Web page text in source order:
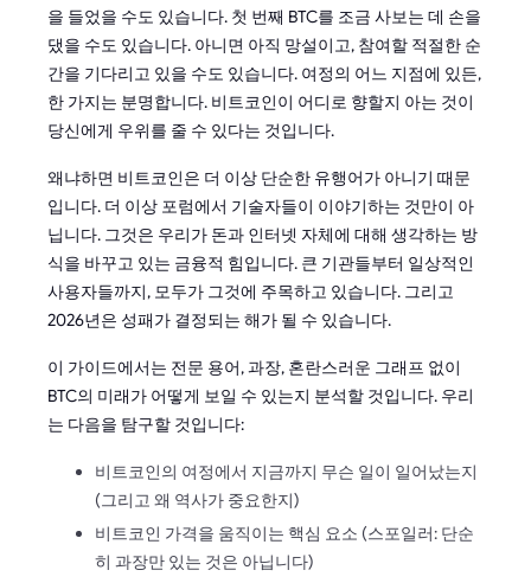
을 들었을 수도 있습니다. 첫 번째 BTC를 조금 사보는 데 손을
댔을 수도 있습니다. 아니면 아직 망설이고, 참여할 적절한 순
간을 기다리고 있을 수도 있습니다. 여정의 어느 지점에 있든,
한 가지는 분명합니다. 비트코인이 어디로 향할지 아는 것이
당신에게 우위를 줄 수 있다는 것입니다.
왜냐하면 비트코인은 더 이상 단순한 유행어가 아니기 때문
입니다. 더 이상 포럼에서 기술자들이 이야기하는 것만이 아
닙니다. 그것은 우리가 돈과 인터넷 자체에 대해 생각하는 방
식을 바꾸고 있는 금융적 힘입니다. 큰 기관들부터 일상적인
사용자들까지, 모두가 그것에 주목하고 있습니다. 그리고
2026년은 성패가 결정되는 해가 될 수 있습니다.
이 가이드에서는 전문 용어, 과장, 혼란스러운 그래프 없이
BTC의 미래가 어떻게 보일 수 있는지 분석할 것입니다. 우리
는 다음을 탐구할 것입니다:
비트코인의 여정에서 지금까지 무슨 일이 일어났는지
(그리고 왜 역사가 중요한지)
비트코인 가격을 움직이는 핵심 요소 (스포일러: 단순
히 과장만 있는 것은 아닙니다)